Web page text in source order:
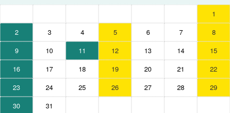
1
2
3 4 5 6 7
8
9
10 11 12 13 14
15
16
17 18 19 20 21
22
23
24 25 26 27 28
29
30
31